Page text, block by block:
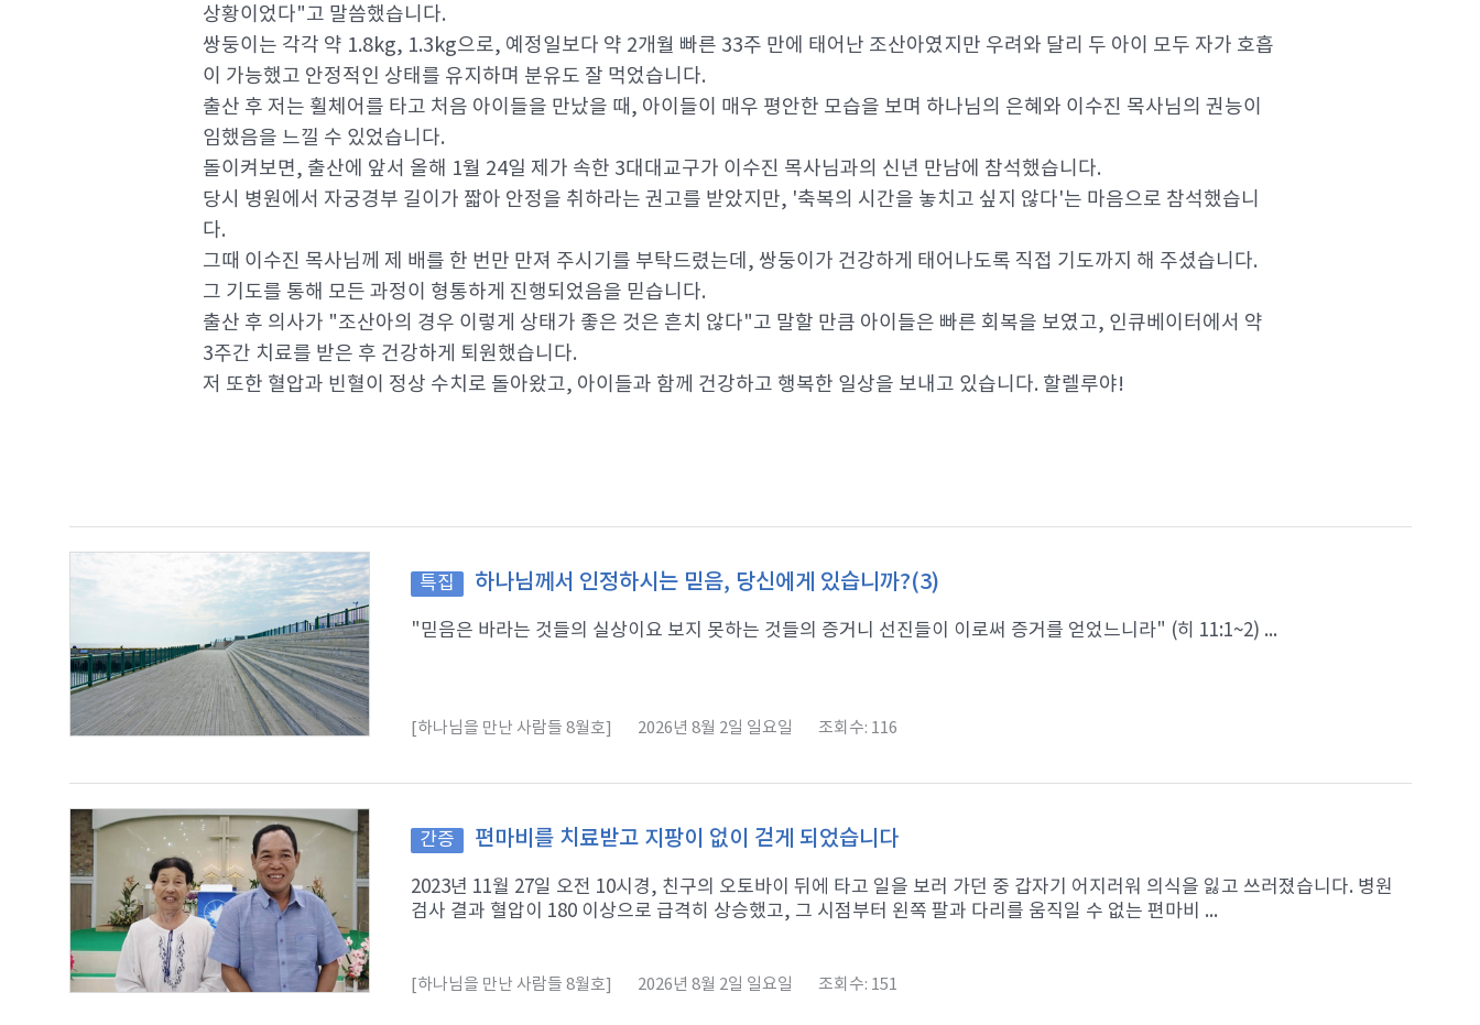
상황이었다"고 말씀했습니다.
쌍둥이는 각각 약 1.8kg, 1.3kg으로, 예정일보다 약 2개월 빠른 33주 만에 태어난 조산아였지만 우려와 달리 두 아이 모두 자가 호흡
이 가능했고 안정적인 상태를 유지하며 분유도 잘 먹었습니다.
출산 후 저는 휠체어를 타고 처음 아이들을 만났을 때, 아이들이 매우 평안한 모습을 보며 하나님의 은혜와 이수진 목사님의 권능이
임했음을 느낄 수 있었습니다.
돌이켜보면, 출산에 앞서 올해 1월 24일 제가 속한 3대대교구가 이수진 목사님과의 신년 만남에 참석했습니다.
당시 병원에서 자궁경부 길이가 짧아 안정을 취하라는 권고를 받았지만, '축복의 시간을 놓치고 싶지 않다'는 마음으로 참석했습니
다.
그때 이수진 목사님께 제 배를 한 번만 만져 주시기를 부탁드렸는데, 쌍둥이가 건강하게 태어나도록 직접 기도까지 해 주셨습니다.
그 기도를 통해 모든 과정이 형통하게 진행되었음을 믿습니다.
출산 후 의사가 "조산아의 경우 이렇게 상태가 좋은 것은 흔치 않다"고 말할 만큼 아이들은 빠른 회복을 보였고, 인큐베이터에서 약
3주간 치료를 받은 후 건강하게 퇴원했습니다.
저 또한 혈압과 빈혈이 정상 수치로 돌아왔고, 아이들과 함께 건강하고 행복한 일상을 보내고 있습니다. 할렐루야!
특집 하나님께서 인정하시는 믿음, 당신에게 있습니까?(3)
"믿음은 바라는 것들의 실상이요 보지 못하는 것들의 증거니 선진들이 이로써 증거를 얻었느니라" (히 11:1~2) ...
[하나님을 만난 사람들 8월호] 2026년 8월 2일 일요일 조회수: 116
간증 편마비를 치료받고 지팡이 없이 걷게 되었습니다
2023년 11월 27일 오전 10시경, 친구의 오토바이 뒤에 타고 일을 보러 가던 중 갑자기 어지러워 의식을 잃고 쓰러졌습니다. 병원
검사 결과 혈압이 180 이상으로 급격히 상승했고, 그 시점부터 왼쪽 팔과 다리를 움직일 수 없는 편마비 ...
[하나님을 만난 사람들 8월호] 2026년 8월 2일 일요일 조회수: 151